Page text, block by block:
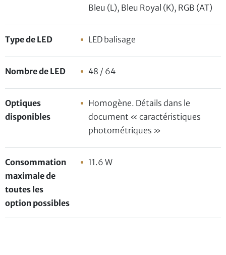
Bleu (L), Bleu Royal (K), RGB (AT)
Type de LED LED balisage
Nombre de LED 48 / 64
Optiques
disponibles
Homogène. Détails dans le
document « caractéristiques
photométriques »
Consommation
maximale de
toutes les
option possibles
11.6 W